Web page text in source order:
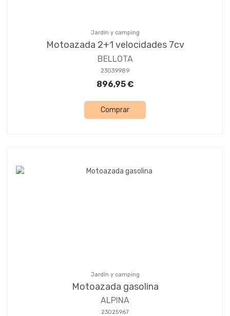
Jardín y camping
Motoazada 2+1 velocidades 7cv
BELLOTA
23039989
896,95 €
Comprar
Jardín y camping
Motoazada gasolina
ALPINA
23025967